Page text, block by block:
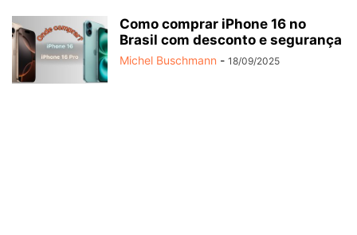
Como comprar iPhone 16 no
Brasil com desconto e segurança
Michel Buschmann - 18/09/2025